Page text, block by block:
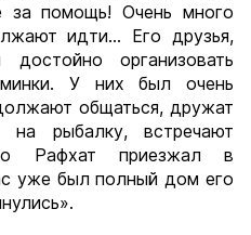
за помощь! Очень много
идти… Его друзья,
достойно организовать
У них был очень
общаться, дружат
на рыбалку, встречают
Рафхат приезжал в
уже был полный дом его